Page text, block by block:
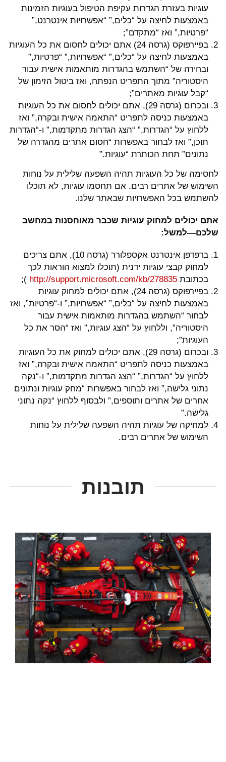
עוגיות בעזרת הגדרות עקיפת הטיפול בעוגיות הזמינות
באמצעות לחיצה על “כלים,” “אפשרויות אינטרנט,”
“פרטיות,” ואז “מתקדם”;
בפיירפוקס (גרסה 24) אתם יכולים לחסום את כל העוגיות
באמצעות לחיצה על “כלים,” “אפשרויות,” “פרטיות,”
ובחירה של “השתמש בהגדרות מותאמות אישית עבור
היסטוריה” מתוך התפריט הנפתח, ואז ביטול הזימון של
“קבל עוגיות מאתרים”;
ובכרום (גרסה 29), אתם יכולים לחסום את כל העוגיות
באמצעות כניסה לתפריט “התאמה אישית ובקרה,” ואז
ללחוץ על “הגדרות,” “הצג הגדרות מתקדמות,” ו-“הגדרות
תוכן,” ואז לבחור באפשרות “חסום אתרים מהגדרה של
נתונים” תחת הכותרת “עוגיות.”
לחסימה של כל העוגיות תהיה השפעה שלילית על נוחות
השימוש של אתרים רבים. אם תחסמו עוגיות, לא תוכלו
להשתמש בכל האפשרויות שבאתר שלנו.
אתם יכולים למחוק עוגיות שכבר מאוחסנות במחשב
שלכם—למשל:
בדפדפן אינטרנט אקספלורר (גרסה 10), אתם צריכים
למחוק קבצי עוגיות ידנית (תוכלו למצוא הוראות לכך
בכתובת
http://support.microsoft.com/kb/278835
);
בפיירפוקס (גרסה 24), אתם יכולים למחוק עוגיות
באמצעות לחיצה על “כלים,” “אפשרויות,” ו-“פרטיות”, ואז
לבחור “השתמש בהגדרות מותאמות אישית עבור
היסטוריה”, וללחוץ על “הצג עוגיות,” ואז “הסר את כל
העוגיות”;
ובכרום (גרסה 29), אתם יכולים למחוק את כל העוגיות
באמצעות כניסה לתפריט “התאמה אישית ובקרה,” ואז
ללחוץ על “הגדרות,” “הצג הגדרות מתקדמות,” ו-“נקה
נתוני גלישה,” ואז לבחור באפשרות “מחק עוגיות ונתונים
אחרים של אתרים ותוספים,” ולבסוף ללחוץ “נקה נתוני
גלישה.”
למחיקה של עוגיות תהיה השפעה שלילית על נוחות
השימוש של אתרים רבים.
תובנות